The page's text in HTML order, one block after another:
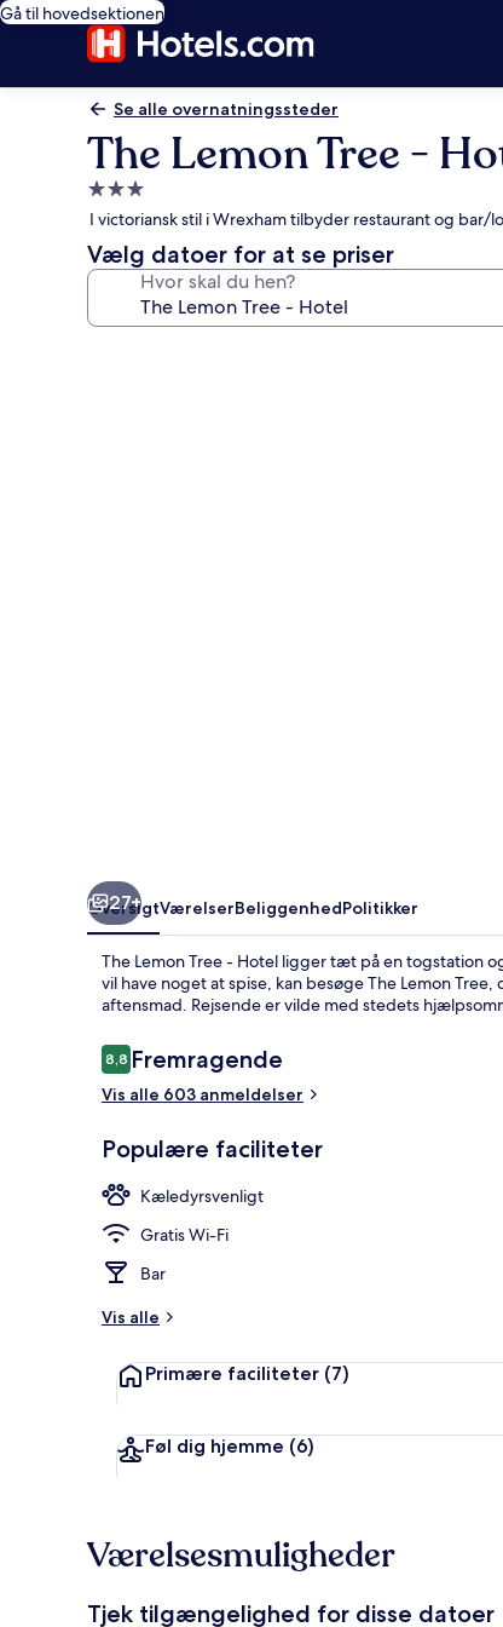
Gå til hovedsektionen
Se alle overnatningssteder
The Lemon Tree -
3.0-
stjernet
overnatningssted
I victoriansk stil i Wrexham tilbyder restaurant og bar/
Vælg datoer for at se priser
Hvor skal du hen?
27+
OversigtVærelserBeliggenhedPolitikker
The Lemon Tree - Hotel ligger tæt på en togstation
vil have noget at spise, kan besøge The Lemon
aftensmad. Rejsende er vilde med stedets
Anmeldelser
8,88,8 ud af 10.
Fremragende
Vis alle 603 anmeldelser
Populære faciliteter
Kæledyrsvenligt
Gratis Wi-Fi
Bar
Vis alle
Primære faciliteter (7)
Føl dig hjemme (6)
Værelsesmuligheder
Tjek tilgængelighed for disse datoer